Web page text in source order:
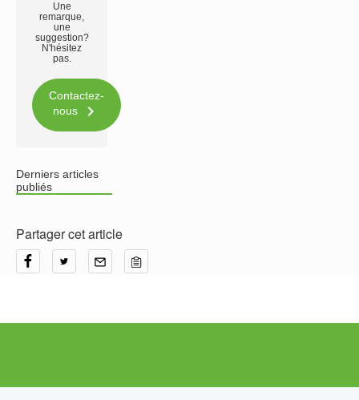
Une
remarque,
une
suggestion?
N'hésitez
pas.
Contactez-
nous

Derniers articles
publiés
Partager cet article